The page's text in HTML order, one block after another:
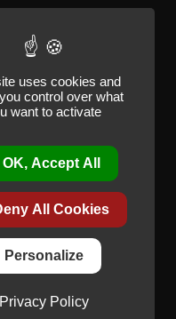
uses cookies and
control over what
want to activate
OK, Accept All
All Cookies
Personalize
Privacy Policy